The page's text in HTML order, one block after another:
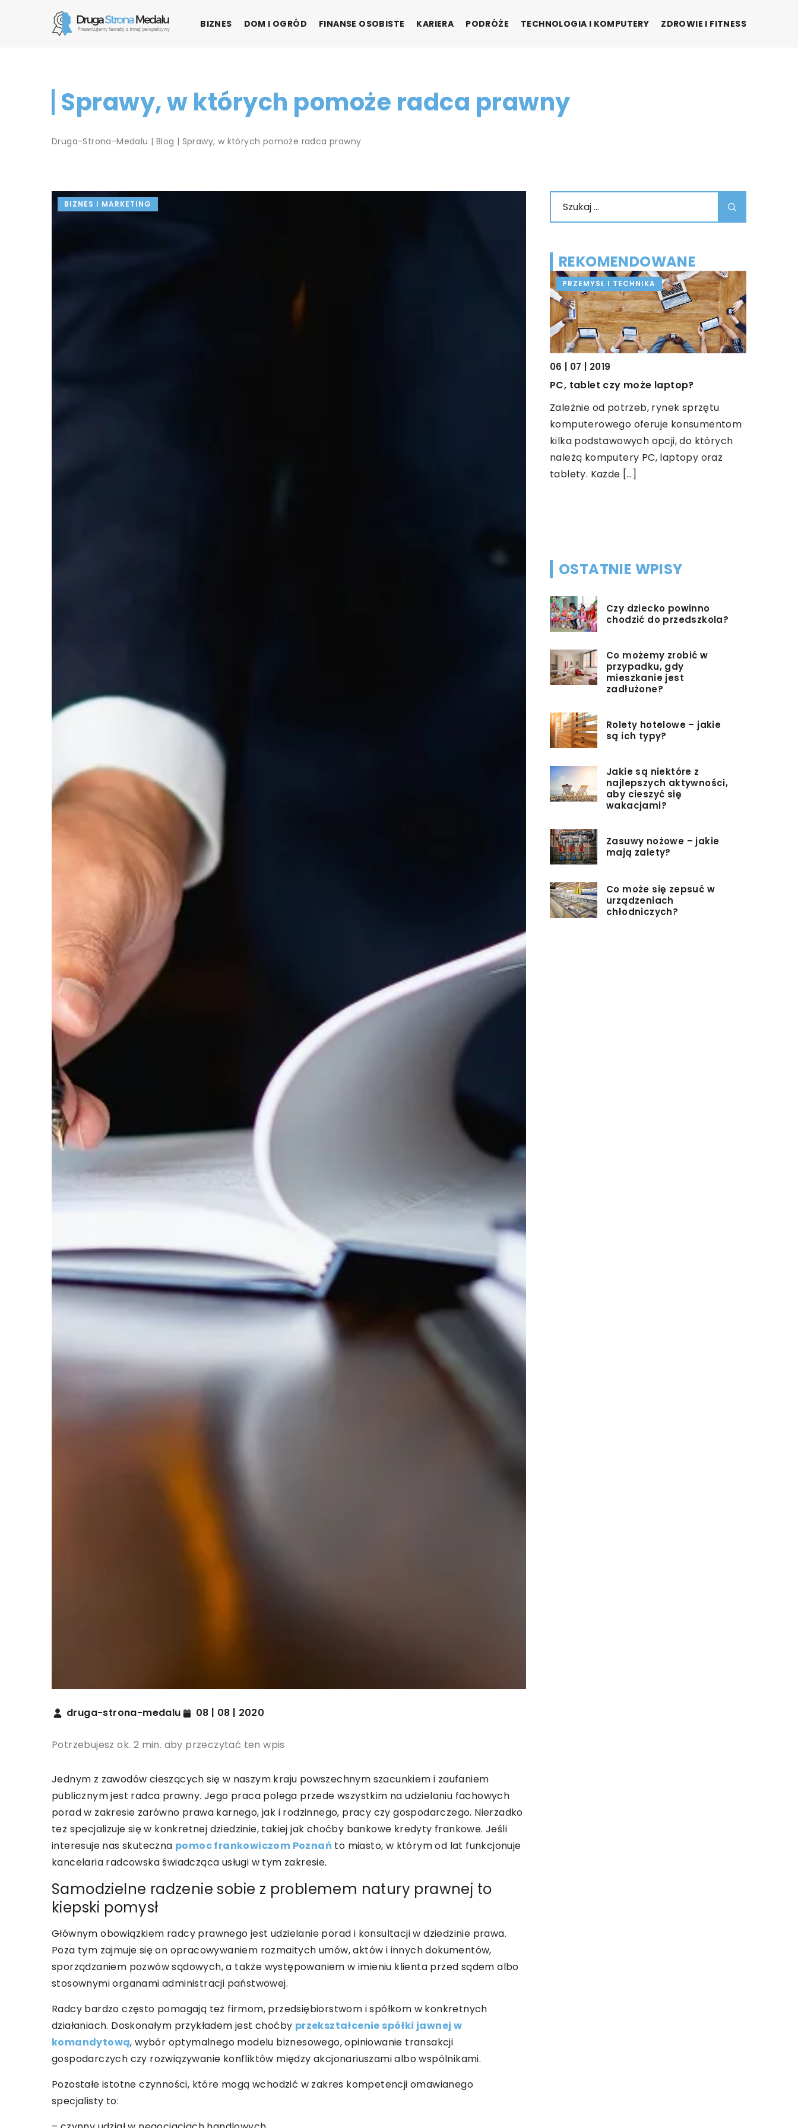
BIZNES DOM I OGRÓD FINANSE OSOBISTE KARIERA PODRÓŻE TECHNOLOGIA I KOMPUTERY ZDROWIE I FITNESS
Sprawy, w których pomoże radca prawny
Druga-Strona-Medalu | Blog | Sprawy, w których pomoże radca prawny
BIZNES I MARKETING
druga-strona-medalu 08 | 08 | 2020
Potrzebujesz ok. 2 min. aby przeczytać ten wpis
Jednym z zawodów cieszących się w naszym kraju powszechnym szacunkiem i zaufaniem
publicznym jest radca prawny. Jego praca polega przede wszystkim na udzielaniu fachowych
porad w zakresie zarówno prawa karnego, jak i rodzinnego, pracy czy gospodarczego. Nierzadko
też specjalizuje się w konkretnej dziedzinie, takiej jak choćby bankowe kredyty frankowe. Jeśli
interesuje nas skuteczna pomoc frankowiczom Poznań to miasto, w którym od lat funkcjonuje
kancelaria radcowska świadcząca usługi w tym zakresie.
Samodzielne radzenie sobie z problemem natury prawnej to
kiepski pomysł
Głównym obowiązkiem radcy prawnego jest udzielanie porad i konsultacji w dziedzinie prawa.
Poza tym zajmuje się on opracowywaniem rozmaitych umów, aktów i innych dokumentów,
sporządzaniem pozwów sądowych, a także występowaniem w imieniu klienta przed sądem albo
stosownymi organami administracji państwowej.
Radcy bardzo często pomagają też firmom, przedsiębiorstwom i spółkom w konkretnych
działaniach. Doskonałym przykładem jest choćby przekształcenie spółki jawnej w
komandytową, wybór optymalnego modelu biznesowego, opiniowanie transakcji
gospodarczych czy rozwiązywanie konfliktów między akcjonariuszami albo wspólnikami.
Pozostałe istotne czynności, które mogą wchodzić w zakres kompetencji omawianego
specjalisty to:
REKOMENDOWANE
PRZEMYSŁ I TECHNIKA
06 | 07 | 2019
PC, tablet czy może laptop?
Zależnie od potrzeb, rynek sprzętu
komputerowego oferuje konsumentom
kilka podstawowych opcji, do których
należą komputery PC, laptopy oraz
tablety. Każde […]
OSTATNIE WPISY
Czy dziecko powinno
chodzić do przedszkola?
Co możemy zrobić w
przypadku, gdy
mieszkanie jest
zadłużone?
Rolety hotelowe – jakie
są ich typy?
Jakie są niektóre z
najlepszych aktywności,
aby cieszyć się
wakacjami?
Zasuwy nożowe – jakie
mają zalety?
Co może się zepsuć w
urządzeniach
chłodniczych?